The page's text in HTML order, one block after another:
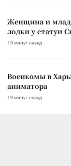
Женщина и
лодки у статуи
15 минут назад
Военкомы в
аниматора
19 минут назад